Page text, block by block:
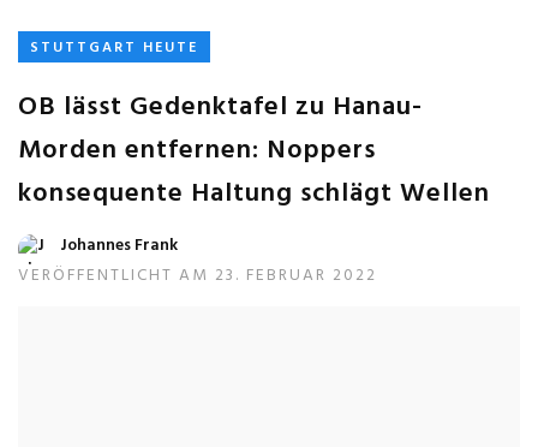
STUTTGART HEUTE
OB lässt Gedenktafel zu Hanau-
Morden entfernen: Noppers
konsequente Haltung schlägt Wellen
Johannes Frank
VERÖFFENTLICHT AM 23. FEBRUAR 2022